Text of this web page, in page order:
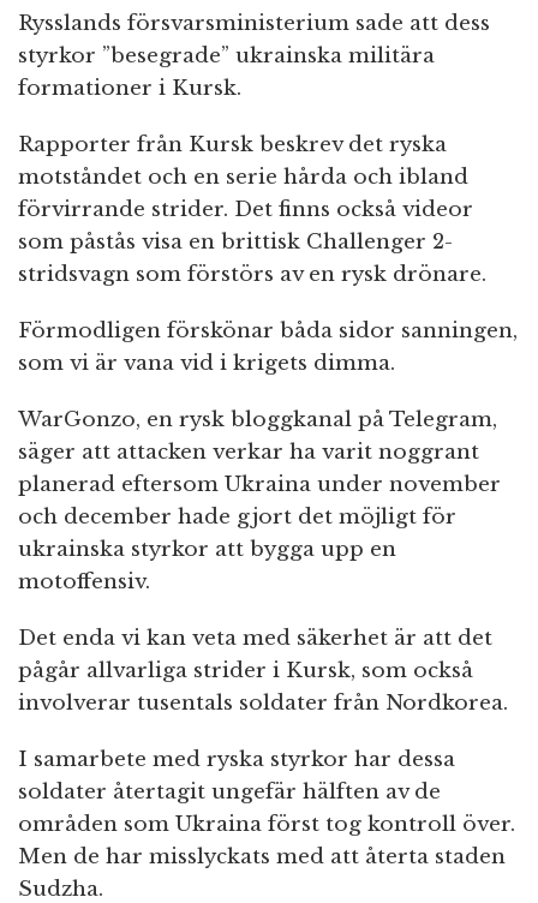
Rysslands försvarsministerium sade att dess
styrkor ”besegrade” ukrainska militära
formationer i Kursk.
Rapporter från Kursk beskrev det ryska
motståndet och en serie hårda och ibland
förvirrande strider. Det finns också videor
som påstås visa en brittisk Challenger 2-
stridsvagn som förstörs av en rysk drönare.
Förmodligen förskönar båda sidor sanningen,
som vi är vana vid i krigets dimma.
WarGonzo, en rysk bloggkanal på Telegram,
säger att attacken verkar ha varit noggrant
planerad eftersom Ukraina under november
och december hade gjort det möjligt för
ukrainska styrkor att bygga upp en
motoffensiv.
Det enda vi kan veta med säkerhet är att det
pågår allvarliga strider i Kursk, som också
involverar tusentals soldater från Nordkorea.
I samarbete med ryska styrkor har dessa
soldater återtagit ungefär hälften av de
områden som Ukraina först tog kontroll över.
Men de har misslyckats med att återta staden
Sudzha.